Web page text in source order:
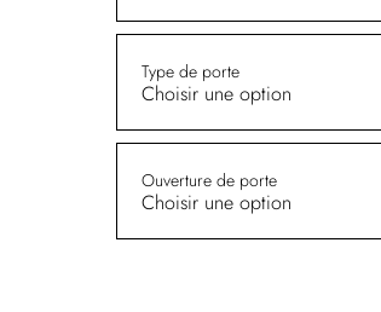
Type de porte
Choisir une option
Ouverture de porte
Choisir une option